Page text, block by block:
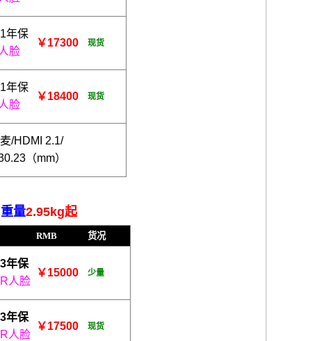
年保
脸
￥17300 现货
年保
脸
￥18400 现货
/HDMI 2.1/
（mm）
量2.95kg起
RMB 货况
3年保
IR人脸
￥15000 少量
3年保
IR人脸
￥17500 现货